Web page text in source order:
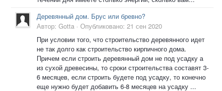
Деревянный дом. Брус или бревно?
Автор: Gotta · Опубликовано: 21 сен 2020
При условии того, что строительство деревянного идет
не так долго как строительство кирпичного дома.
Причем если строить деревянный дом не под усадку а
из сухой древесины, то сроки строительства составят 3-
6 месяцев, если строить будете под усадку, то конечно
еще нужно будет добавить 6-8 месяцев на усадку ...